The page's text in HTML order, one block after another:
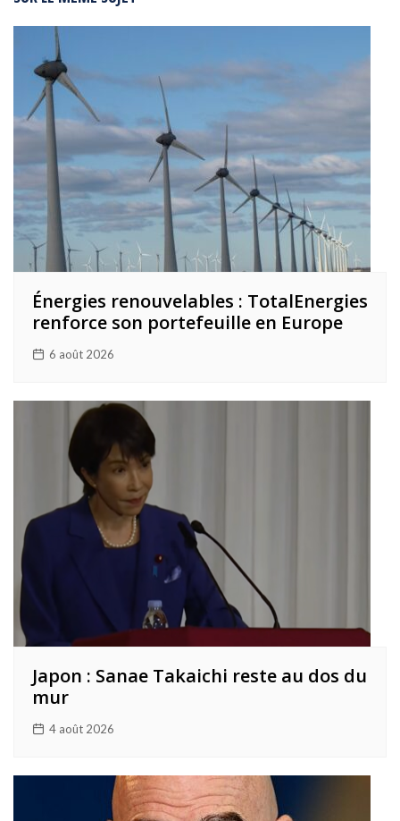
Énergies renouvelables : TotalEnergies
renforce son portefeuille en Europe
6 août 2026
Japon : Sanae Takaichi reste au dos du
mur
4 août 2026